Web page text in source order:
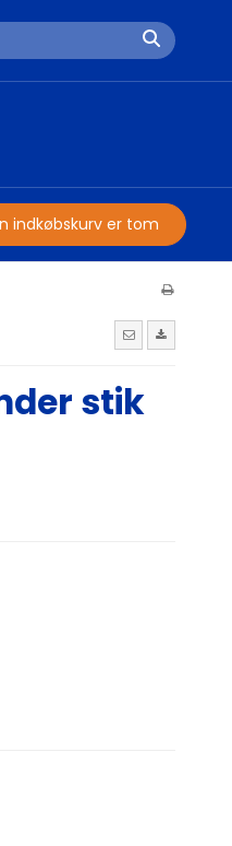
indkøbskurv er tom
stik